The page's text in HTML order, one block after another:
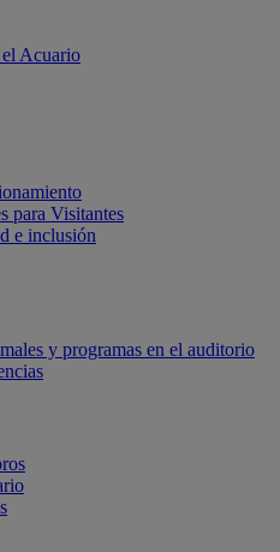
Acuario
para Visitantes
e inclusión
y programas en el auditorio